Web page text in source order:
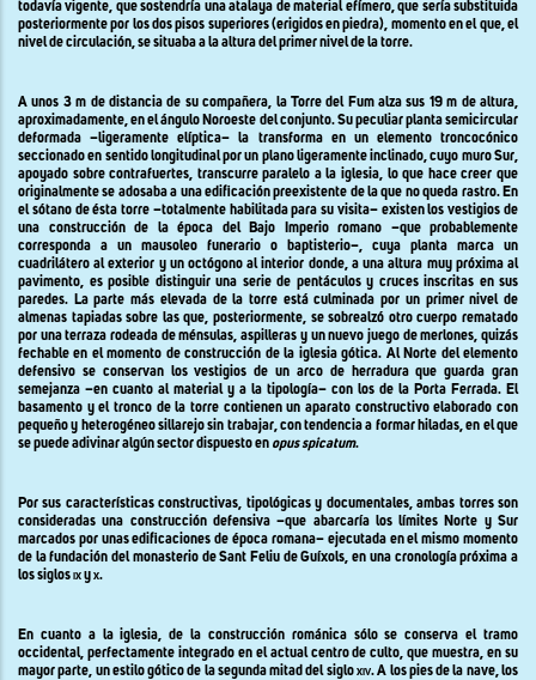
todavía vigente, que sostendría una atalaya de material efímero, que sería substituida
posteriormente por los dos pisos superiores (erigidos en piedra), momento en el que, el
nivel de circulación, se situaba a la altura del primer nivel de la torre.
A unos 3 m de distancia de su compañera, la Torredel Fum alza sus 19 m de altura,
aproximadamente, en el ángulo Noroeste del conjunto. Su peculiar planta semicircular
deformada –ligeramente elíptica– la transforma en un elemento troncocónico
seccionado en sentido longitudinal por un plano ligeramente inclinado, cuyo muro Sur,
apoyado sobre contrafuertes, transcurre paralelo a la iglesia, lo que hace creer que
originalmente se adosaba a una edificación preexistente de la que no queda rastro. En
el sótano de ésta torre –totalmente habilitada para su visita– existen los vestigios de
una construcción de la época del Bajo Imperio romano –que probablemente
corresponda a un mausoleo funerario o baptisterio–, cuya planta marca un
cuadrilátero al exterior y un octógono al interior donde, a una altura muy próxima al
pavimento, es posible distinguir una serie de pentáculos y cruces inscritas en sus
paredes. La parte más elevada de la torre está culminada por un primer nivel de
almenas tapiadas sobre las que, posteriormente, se sobrealzó otro cuerpo rematado
por una terraza rodeada de ménsulas, aspilleras y un nuevo juego de merlones, quizás
fechable en el momento de construcción de la iglesia gótica. Al Norte del elemento
defensivo se conservan los vestigios de un arco de herradura que guarda gran
semejanza –en cuanto al material y a la tipología– con los de la Porta Ferrada. El
basamento y el tronco de la torre contienen un aparato constructivo elaborado con
pequeño y heterogéneo sillarejo sin trabajar, con tendencia a formar hiladas, en el que
se puede adivinar algún sector dispuesto en opus spicatum.
Por sus características constructivas, tipológicas y documentales, ambas torres son
consideradas una construcción defensiva –que abarcaría los límites Norte y Sur
marcados por unas edificaciones de época romana– ejecutada en el mismo momento
de la fundación del monasterio de Sant Feliu de Guíxols, en una cronología próxima a
los siglosixyx.
En cuanto a la iglesia, de la construcción románica sólo se conserva el tramo
occidental, perfectamente integrado en el actual centro de culto, que muestra, en su
mayor parte, un estilo gótico de la segunda mitad del sigloxiv.A los pies de la nave, los